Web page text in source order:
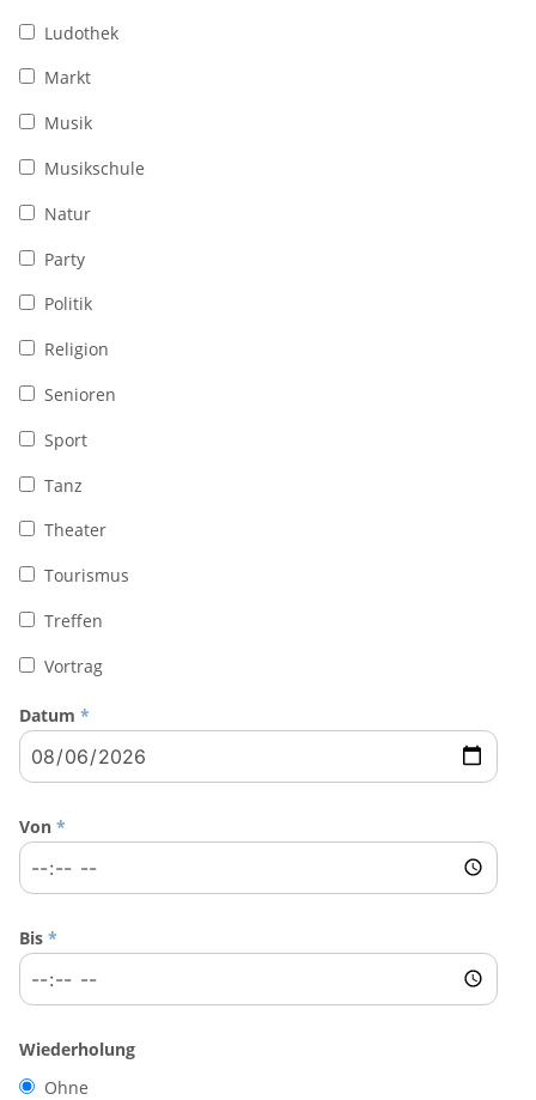
Ludothek
Markt
Musik
Musikschule
Natur
Party
Politik
Religion
Senioren
Sport
Tanz
Theater
Tourismus
Treffen
Vortrag
Datum *
Von *
Bis *
Wiederholung
Ohne